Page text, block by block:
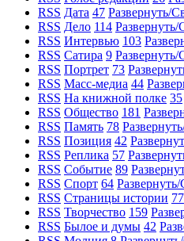
RSS Дата 47 Развернуть/
RSS Дело 114 Развернуть/
RSS Интервью 103
RSS Сатира 9 Развернуть/
RSS Портрет 73
RSS Масс-медиа 44
RSS На книжной полке 35
RSS Общество 181
RSS Память 78
RSS Позиция 42
RSS Реплика 57
RSS Событие 89
RSS Спорт 64
RSS Страницы истории 77
RSS Творчество 159
RSS Былое и думы 42